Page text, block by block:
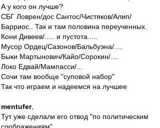
А у кого он лучше?
СБГ Ловрен/дос Сантос/Чистяков/Алип/
Барриос.. Так и там половина переученных.
Кони Дивеев/..... и пустота.....
Мусор Ордец/Сазонов/Бальбуэна/....
Быки Мартынович/Кайо/Сорокин/....
Локо Едвай/Мампасси/...
Сочи там вообще "суповой набор"
Так что играем и надеемся на лучшее
mentufer,
Тут уже сделали его отвод "по политическим